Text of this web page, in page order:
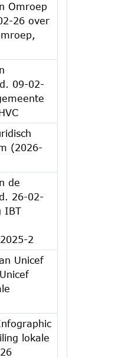
Omroep
26 over
09-02-
(2026-
de
26-02-
IBT
2
Unicef
lokale